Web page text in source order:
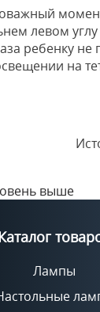
левом
ребенку не
на
выше
Лампы